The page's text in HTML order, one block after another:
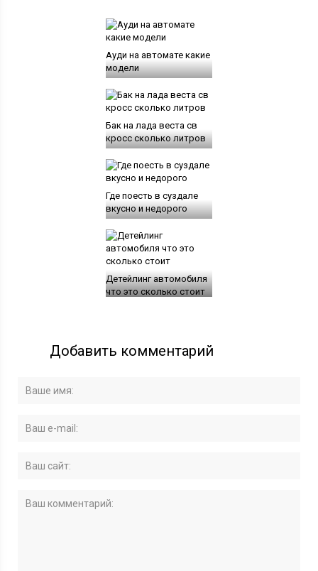
Ауди на автомате какие
модели
Бак на лада веста св
кросс сколько литров
Где поесть в суздале
вкусно и недорого
Детейлинг автомобиля
что это сколько стоит
Добавить комментарий